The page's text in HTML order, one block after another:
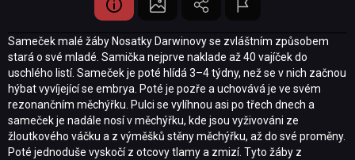
Sameček malé žáby Nosatky Darwinovy se zvláštním způsobem
stará o své mladé. Samička nejprve naklade až 40 vajíček do
uschlého listí. Sameček je poté hlídá 3–4 týdny, než se v nich začnou
hýbat vyvíjející se embrya. Poté je pozře a uchovává je ve svém
rezonančním měchýřku. Pulci se vylíhnou asi po třech dnech a
sameček je nadále nosí v měchýřku, kde jsou vyživováni ze
žloutkového váčku a z výměšků stěny měchýřku, až do své proměny.
Poté jednoduše vyskočí z otcovy tlamy a zmizí. Tyto žáby z